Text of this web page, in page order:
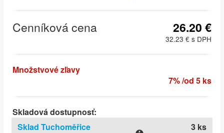
Cenníková cena 26.20 €
32.23 € s DPH
Množstvové zľavy
7% /od 5 ks
Skladová dostupnosť:
Sklad Tuchoměřice
3 ks